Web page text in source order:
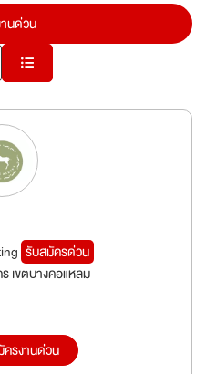
นด่วน
รับสมัครด่วน
เขตบางคอแหลม
ครงานด่วน